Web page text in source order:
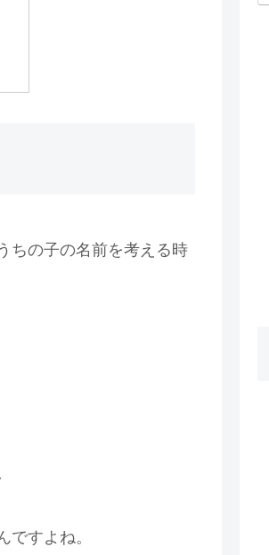
ちの子の名前を考える時
すよね。